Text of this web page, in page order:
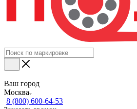
Ваш город
Москва
8 (800) 600-64-53